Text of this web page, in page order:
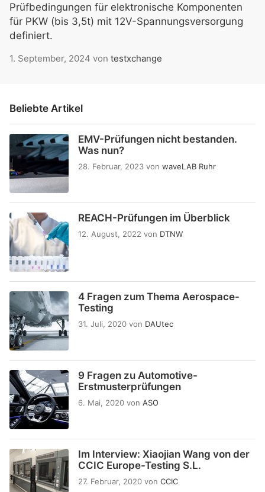
Prüfbedingungen für elektronische Komponenten
für PKW (bis 3,5t) mit 12V-Spannungsversorgung
definiert.
1. September, 2024 von testxchange
Beliebte Artikel
EMV-Prüfungen nicht bestanden.
Was nun?
28. Februar, 2023 von waveLAB Ruhr
REACH-Prüfungen im Überblick
12. August, 2022 von DTNW
4 Fragen zum Thema Aerospace-
Testing
31. Juli, 2020 von DAUtec
9 Fragen zu Automotive-
Erstmusterprüfungen
6. Mai, 2020 von ASO
Im Interview: Xiaojian Wang von der
CCIC Europe-Testing S.L.
27. Februar, 2020 von CCIC